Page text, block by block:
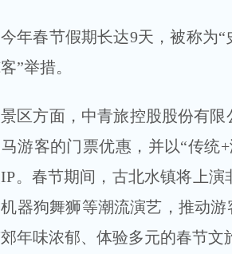
今年春节假期长达9天，被称为
”举措。
景区方面，中青旅控股股份有
游客的门票优惠，并以“传统
。春节期间，古北水镇将上
器狗舞狮等潮流演艺，推动
年味浓郁、体验多元的春节文